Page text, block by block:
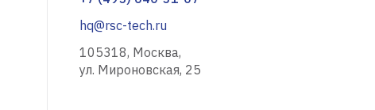
hq@rsc-tech.ru
105318, Москва,
ул. Мироновская, 25